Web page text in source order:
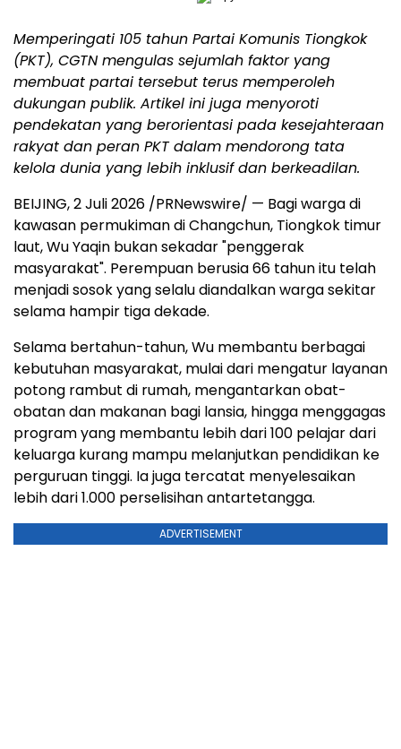
Memperingati 105 tahun Partai Komunis Tiongkok
(PKT), CGTN mengulas sejumlah faktor yang
membuat partai tersebut terus memperoleh
dukungan publik. Artikel ini juga menyoroti
pendekatan yang berorientasi pada kesejahteraan
rakyat dan peran PKT dalam mendorong tata
kelola dunia yang lebih inklusif dan berkeadilan.
BEIJING, 2 Juli 2026 /PRNewswire/ — Bagi warga di
kawasan permukiman di Changchun, Tiongkok timur
laut, Wu Yaqin bukan sekadar "penggerak
masyarakat". Perempuan berusia 66 tahun itu telah
menjadi sosok yang selalu diandalkan warga sekitar
selama hampir tiga dekade.
Selama bertahun-tahun, Wu membantu berbagai
kebutuhan masyarakat, mulai dari mengatur layanan
potong rambut di rumah, mengantarkan obat-
obatan dan makanan bagi lansia, hingga menggagas
program yang membantu lebih dari 100 pelajar dari
keluarga kurang mampu melanjutkan pendidikan ke
perguruan tinggi. Ia juga tercatat menyelesaikan
lebih dari 1.000 perselisihan antartetangga.
ADVERTISEMENT